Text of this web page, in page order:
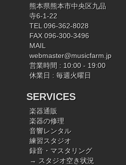
熊本県熊本市中央区九品
寺6-1-22
TEL 096-362-8028
FAX 096-300-3496
MAIL
webmaster@musicfarm.jp
営業時間 : 10:00 - 19:00
休業日 : 毎週火曜日
SERVICES
楽器通販
楽器の修理
音響レンタル
練習スタジオ
録音・マスタリング
→ スタジオ空き状況